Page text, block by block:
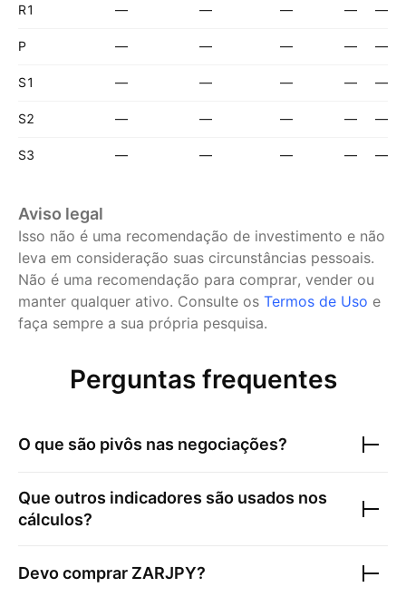
R1 — — — — —
P — — — — —
S1 — — — — —
S2 — — — — —
S3 — — — — —
Aviso legal
Isso não é uma recomendação de investimento e não
leva em consideração suas circunstâncias pessoais.
Não é uma recomendação para comprar, vender ou
manter qualquer ativo. Consulte os Termos de Uso e
faça sempre a sua própria pesquisa.
Perguntas frequentes
O que são pivôs nas negociações?
Que outros indicadores são usados nos
cálculos?
Devo comprar ZARJPY?